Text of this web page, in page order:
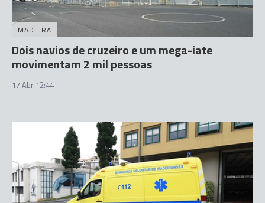
MADEIRA
Dois navios de cruzeiro e um mega-iate
movimentam 2 mil pessoas
17 Abr 12:44